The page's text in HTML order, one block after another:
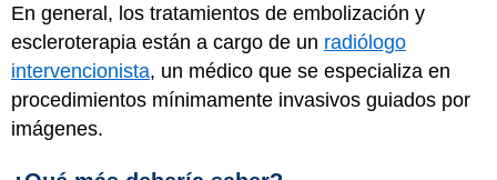
En general, los tratamientos de embolización y
escleroterapia están a cargo de un radiólogo
intervencionista, un médico que se especializa en
procedimientos mínimamente invasivos guiados por
imágenes.